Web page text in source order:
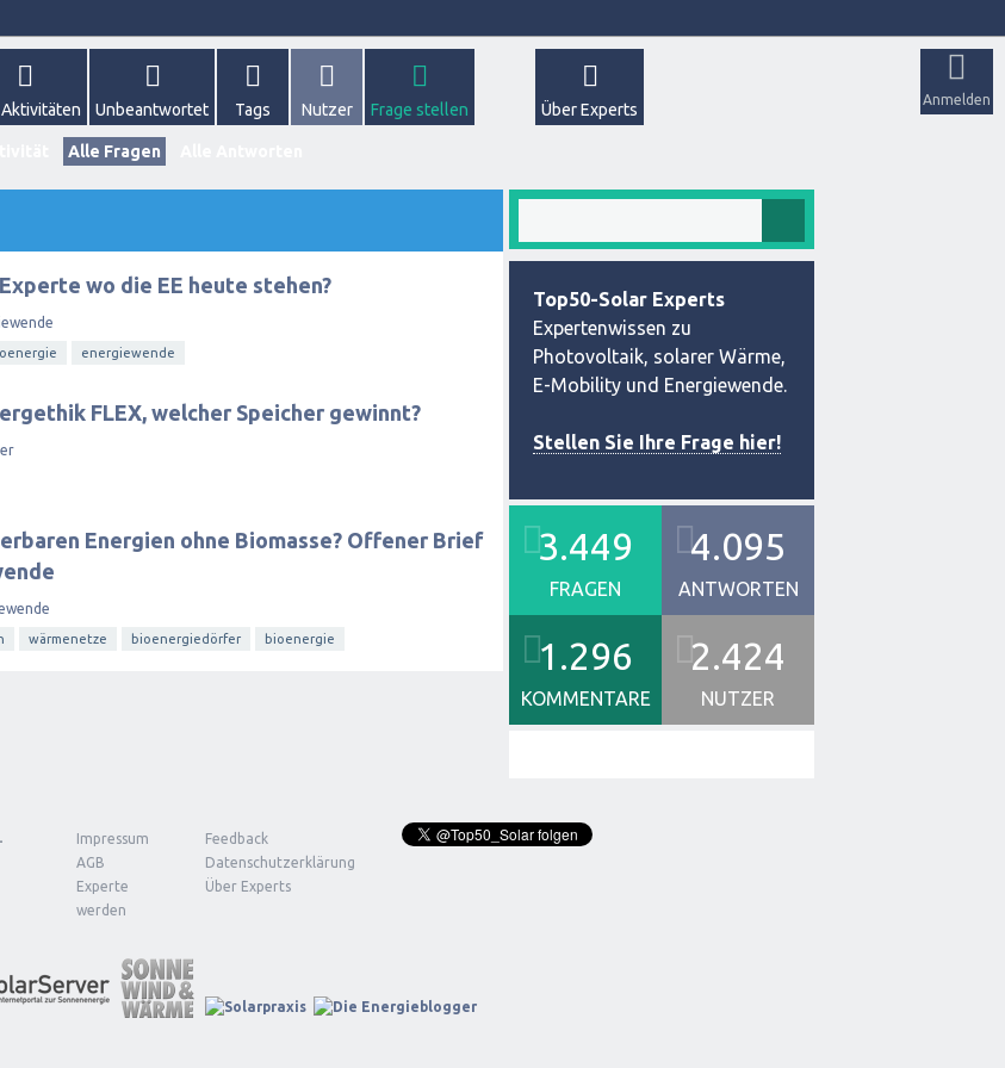
Anmelden
Unbeantwortet Tags Nutzer Frage stellen Über Experts
Alle Fragen
wo die EE heute stehen?
energiewende
FLEX, welcher Speicher gewinnt?
Energien ohne Biomasse? Offener Brief
wärmenetze bioenergiedörfer bioenergie
Top50-Solar Experts
Expertenwissen zu
Photovoltaik, solarer Wärme,
E-Mobility und Energiewende.
Stellen Sie Ihre Frage hier!
3.449
FRAGEN
4.095
ANTWORTEN
1.296
KOMMENTARE
2.424
NUTZER
Impressum
Feedback
AGB
Datenschutzerklärung
Experte
werden
Über Experts